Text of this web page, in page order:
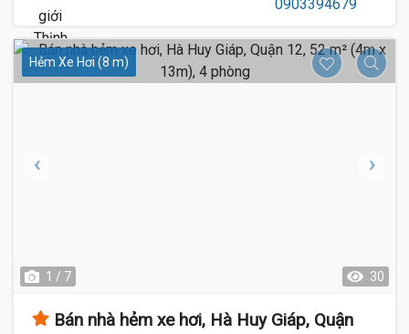
Hẻm Xe Hơi (8 m)
1 / 7 30
Bán nhà hẻm xe hơi, Hà Huy Giáp, Quận